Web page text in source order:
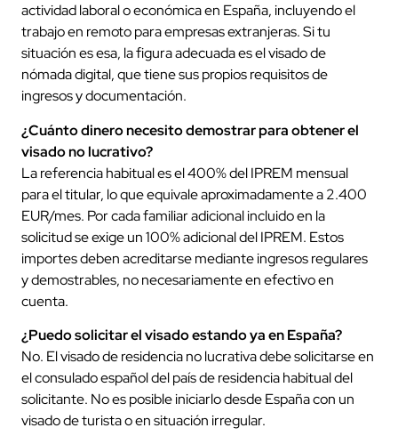
actividad laboral o económica en España, incluyendo el
trabajo en remoto para empresas extranjeras. Si tu
situación es esa, la figura adecuada es el visado de
nómada digital, que tiene sus propios requisitos de
ingresos y documentación.
¿Cuánto dinero necesito demostrar para obtener el
visado no lucrativo?
La referencia habitual es el 400% del IPREM mensual
para el titular, lo que equivale aproximadamente a 2.400
EUR/mes. Por cada familiar adicional incluido en la
solicitud se exige un 100% adicional del IPREM. Estos
importes deben acreditarse mediante ingresos regulares
y demostrables, no necesariamente en efectivo en
cuenta.
¿Puedo solicitar el visado estando ya en España?
No. El visado de residencia no lucrativa debe solicitarse en
el consulado español del país de residencia habitual del
solicitante. No es posible iniciarlo desde España con un
visado de turista o en situación irregular.